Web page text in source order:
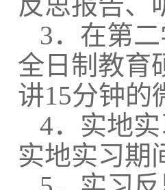
3．在第
全日制教育
讲15分钟的
4．实地
实地实习期